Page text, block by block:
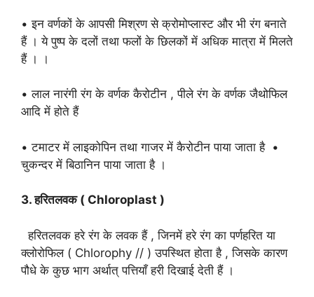
• इन वर्णकों के आपसी मिश्रण से क्रोमोप्लास्ट और भी रंग बनाते
हैं । ये पुष्प के दलों तथा फलों के छिलकों में अधिक मात्रा में मिलते
हैं । ।
• लाल नारंगी रंग के वर्णक कैरोटीन , पीले रंग के वर्णक जैथोफिल
आदि में होते हैं
• टमाटर में लाइकोपिन तथा गाजर में कैरोटीन पाया जाता है •
चुकन्दर में बिठानिन पाया जाता है ।
3. हरितलवक ( Chloroplast )
हरितलवक हरे रंग के लवक हैं , जिनमें हरे रंग का पर्णहरित या
क्लोरोफिल ( Chlorophy // ) उपस्थित होता है , जिसके कारण
पौधे के कुछ भाग अर्थात् पत्तियाँ हरी दिखाई देती हैं ।